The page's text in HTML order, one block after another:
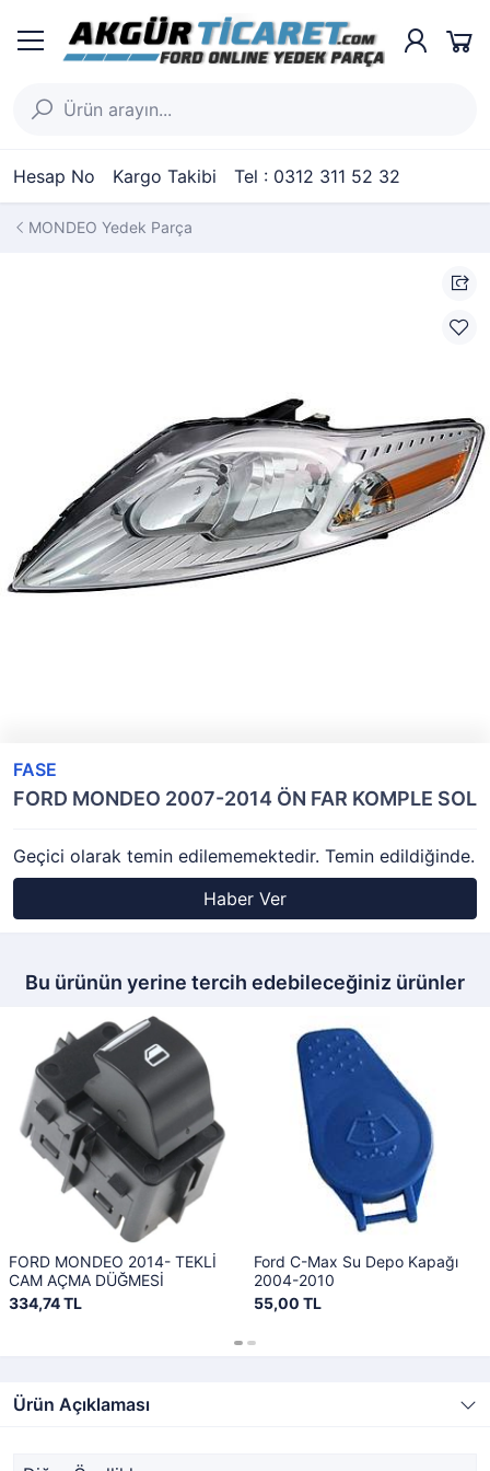
Hesap No Kargo Takibi Tel : 0312 311 52 32
MONDEO Yedek Parça
FASE
FORD MONDEO 2007-2014 ÖN FAR KOMPLE SOL
Geçici olarak temin edilememektedir. Temin edildiğinde.
Haber Ver
Bu ürünün yerine tercih edebileceğiniz ürünler
FORD MONDEO 2014- TEKLİ
CAM AÇMA DÜĞMESİ
334,74 TL
Ford C-Max Su Depo Kapağı
2004-2010
55,00 TL
Ürün Açıklaması